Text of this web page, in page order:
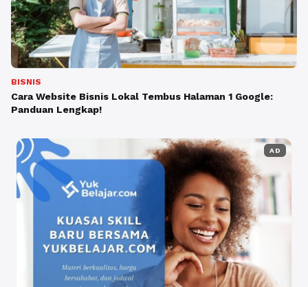
BISNIS
Cara Website Bisnis Lokal Tembus Halaman 1 Google:
Panduan Lengkap!
AD